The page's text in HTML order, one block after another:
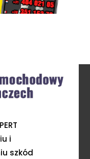
i
szkód